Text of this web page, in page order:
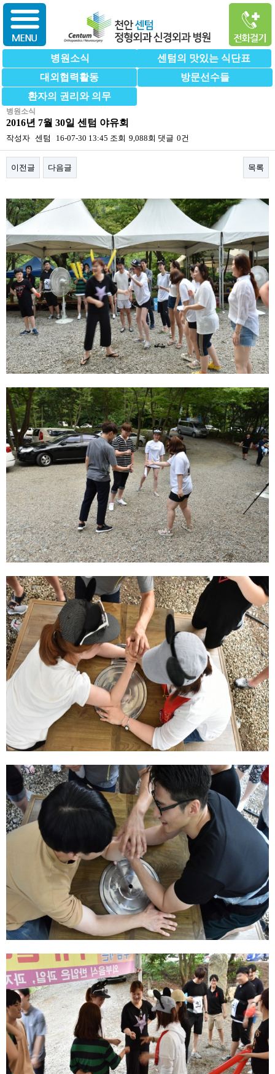
병원소식
센텀의 맛있는 식단표
대외협력활동
방문선수들
환자의 권리와 의무
병원소식
2016년 7월 30일 센텀 야유회
작성자 센텀 16-07-30 13:45 조회 9,088회 댓글 0건
이전글 다음글 목록
본문